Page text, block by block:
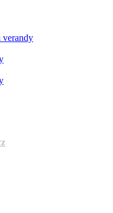
verandy